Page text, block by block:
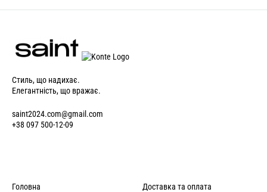
Стиль, що надихає.
Елегантність, що вражає.
saint2024.com@gmail.com
+38 097 500-12-09
Головна Доставка та оплата